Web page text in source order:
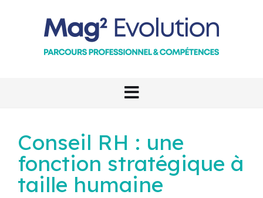
Conseil RH : une
fonction stratégique à
taille humaine